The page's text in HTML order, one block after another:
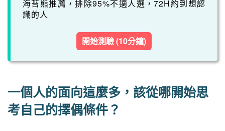
海苔熊推薦，排除95%不適人選，72H約到想認
識的人
開始測驗 (10分鐘)
一個人的面向這麼多，該從哪開始思
考自己的擇偶條件？